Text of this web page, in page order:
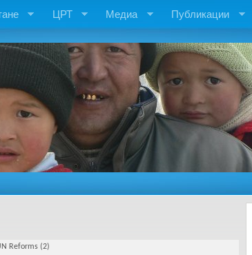
ЦРТ Медиа Публикации
Reforms (2)